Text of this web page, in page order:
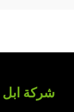
شركة ابل